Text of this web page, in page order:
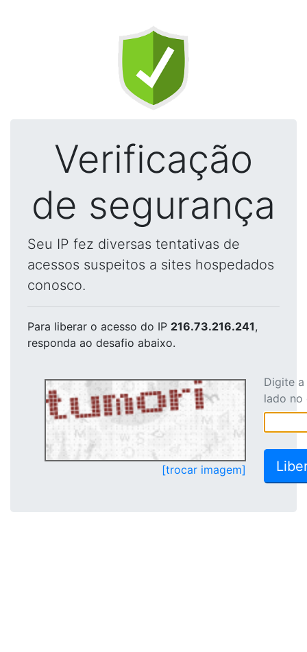
Verificação
de segurança
Seu IP fez diversas tentativas de
acessos suspeitos a sites hospedados
conosco.
Para liberar o acesso do IP 216.73.216.241,
responda ao desafio abaixo.
[trocar imagem]
Digite
lado no